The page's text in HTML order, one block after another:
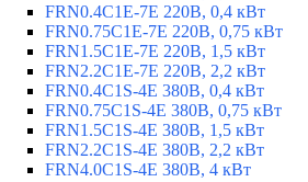
FRN0.4C1E-7E 220В, 0,4 кВт
FRN0.75C1E-7E 220В, 0,75 кВт
FRN1.5C1E-7E 220В, 1,5 кВт
FRN2.2C1E-7E 220В, 2,2 кВт
FRN0.4C1S-4E 380В, 0,4 кВт
FRN0.75C1S-4E 380В, 0,75 кВт
FRN1.5C1S-4E 380В, 1,5 кВт
FRN2.2C1S-4E 380В, 2,2 кВт
FRN4.0C1S-4E 380В, 4 кВт